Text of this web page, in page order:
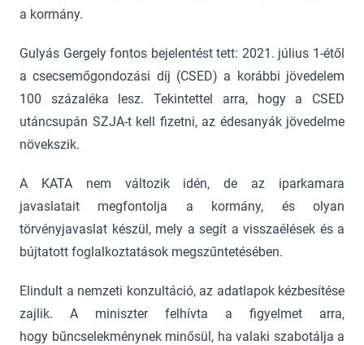
a kormány.
Gulyás Gergely fontos bejelentést tett: 2021. július 1-étől
a csecsemőgondozási díj (CSED) a korábbi jövedelem
100 százaléka lesz. Tekintettel arra, hogy a CSED
utáncsupán SZJA-t kell fizetni, az édesanyák jövedelme
növekszik.
A KATA nem változik idén, de az iparkamara
javaslatait megfontolja a kormány, és olyan
törvényjavaslat készül, mely a segít a visszaélések és a
bújtatott foglalkoztatások megszűntetésében.
Elindult a nemzeti konzultáció, az adatlapok kézbesítése
zajlik. A miniszter felhívta a figyelmet arra,
hogy bűncselekménynek minősül, ha valaki szabotálja a